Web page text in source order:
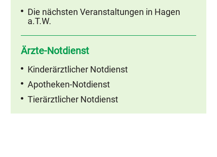
Die nächsten Veranstaltungen in Hagen
a.T.W.
Ärzte-Notdienst
Kinderärztlicher Notdienst
Apotheken-Notdienst
Tierärztlicher Notdienst